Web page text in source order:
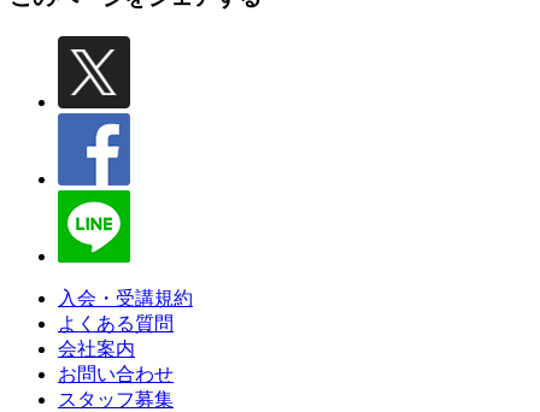
入会・受講規約
よくある質問
会社案内
お問い合わせ
スタッフ募集